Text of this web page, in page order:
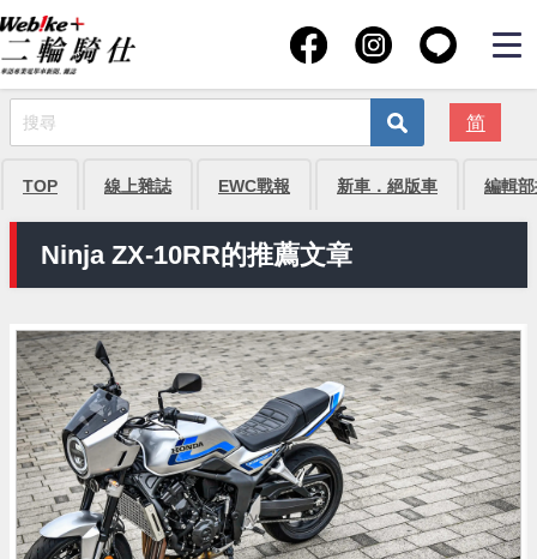
简
TOP 線上雜誌 EWC戰報 新車．絕版車 編輯
Ninja ZX-10RR的推薦文章